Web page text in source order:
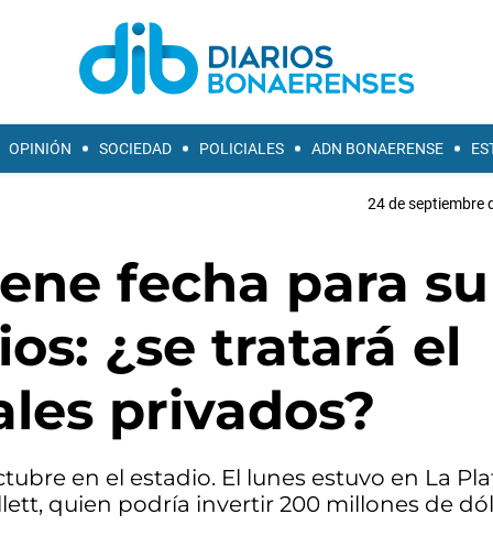
OPINIÓN SOCIEDAD POLICIALES ADN BONAERENSE
24 de septiembre
fecha para su
¿se tratará el
privados?
en el estadio. El lunes estuvo en La
quien podría invertir 200 millones de